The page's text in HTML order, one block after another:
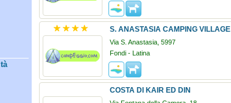
S. ANASTASIA CAMPING VILLAGE
Via S. Anastasia, 5997
Fondi - Latina
COSTA DI KAIR ED DIN